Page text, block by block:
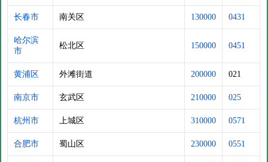
长春市 南关区 130000 0431
哈尔滨
市
松北区 150000 0451
黄浦区 外滩街道 200000 021
南京市 玄武区 210000 025
杭州市 上城区 310000 0571
合肥市 蜀山区 230000 0551